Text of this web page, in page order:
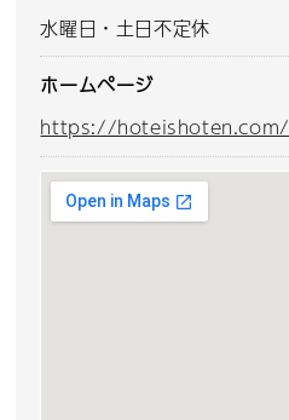
水曜日・土日不定休
ホームページ
https://hoteishoten.com/